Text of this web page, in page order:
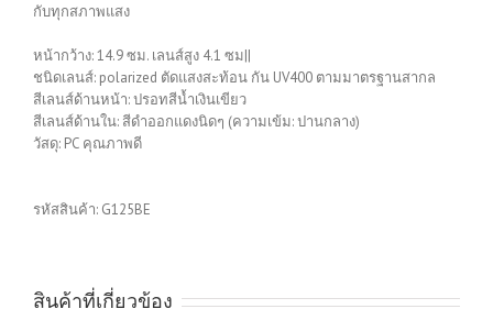
กับทุกสภาพแสง
หน้ากว้าง: 14.9 ซม. เลนส์สูง 4.1 ซม||
ชนิดเลนส์: polarized ตัดแสงสะท้อน กัน UV400 ตามมาตรฐานสากล
สีเลนส์ด้านหน้า: ปรอทสีน้ำเงินเขียว
สีเลนส์ด้านใน: สีดำออกแดงนิดๆ (ความเข้ม: ปานกลาง)
วัสดุ: PC คุณภาพดี
รหัสสินค้า: G125BE
สินค้าที่เกี่ยวข้อง